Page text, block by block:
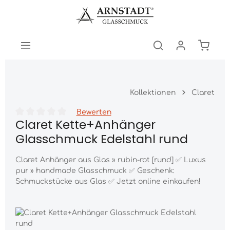
Zum Hauptinhalt springen
Kollektionen Claret
Durchschnittliche Bewertung von 0 von 5 Sternen
Bewerten
Claret Kette+Anhänger
Glasschmuck Edelstahl rund
Claret Anhänger aus Glas » rubin-rot [rund] ✅ Luxus
pur » handmade Glasschmuck ✅ Geschenk:
Schmuckstücke aus Glas ✅ Jetzt online einkaufen!
Bildergalerie überspringen